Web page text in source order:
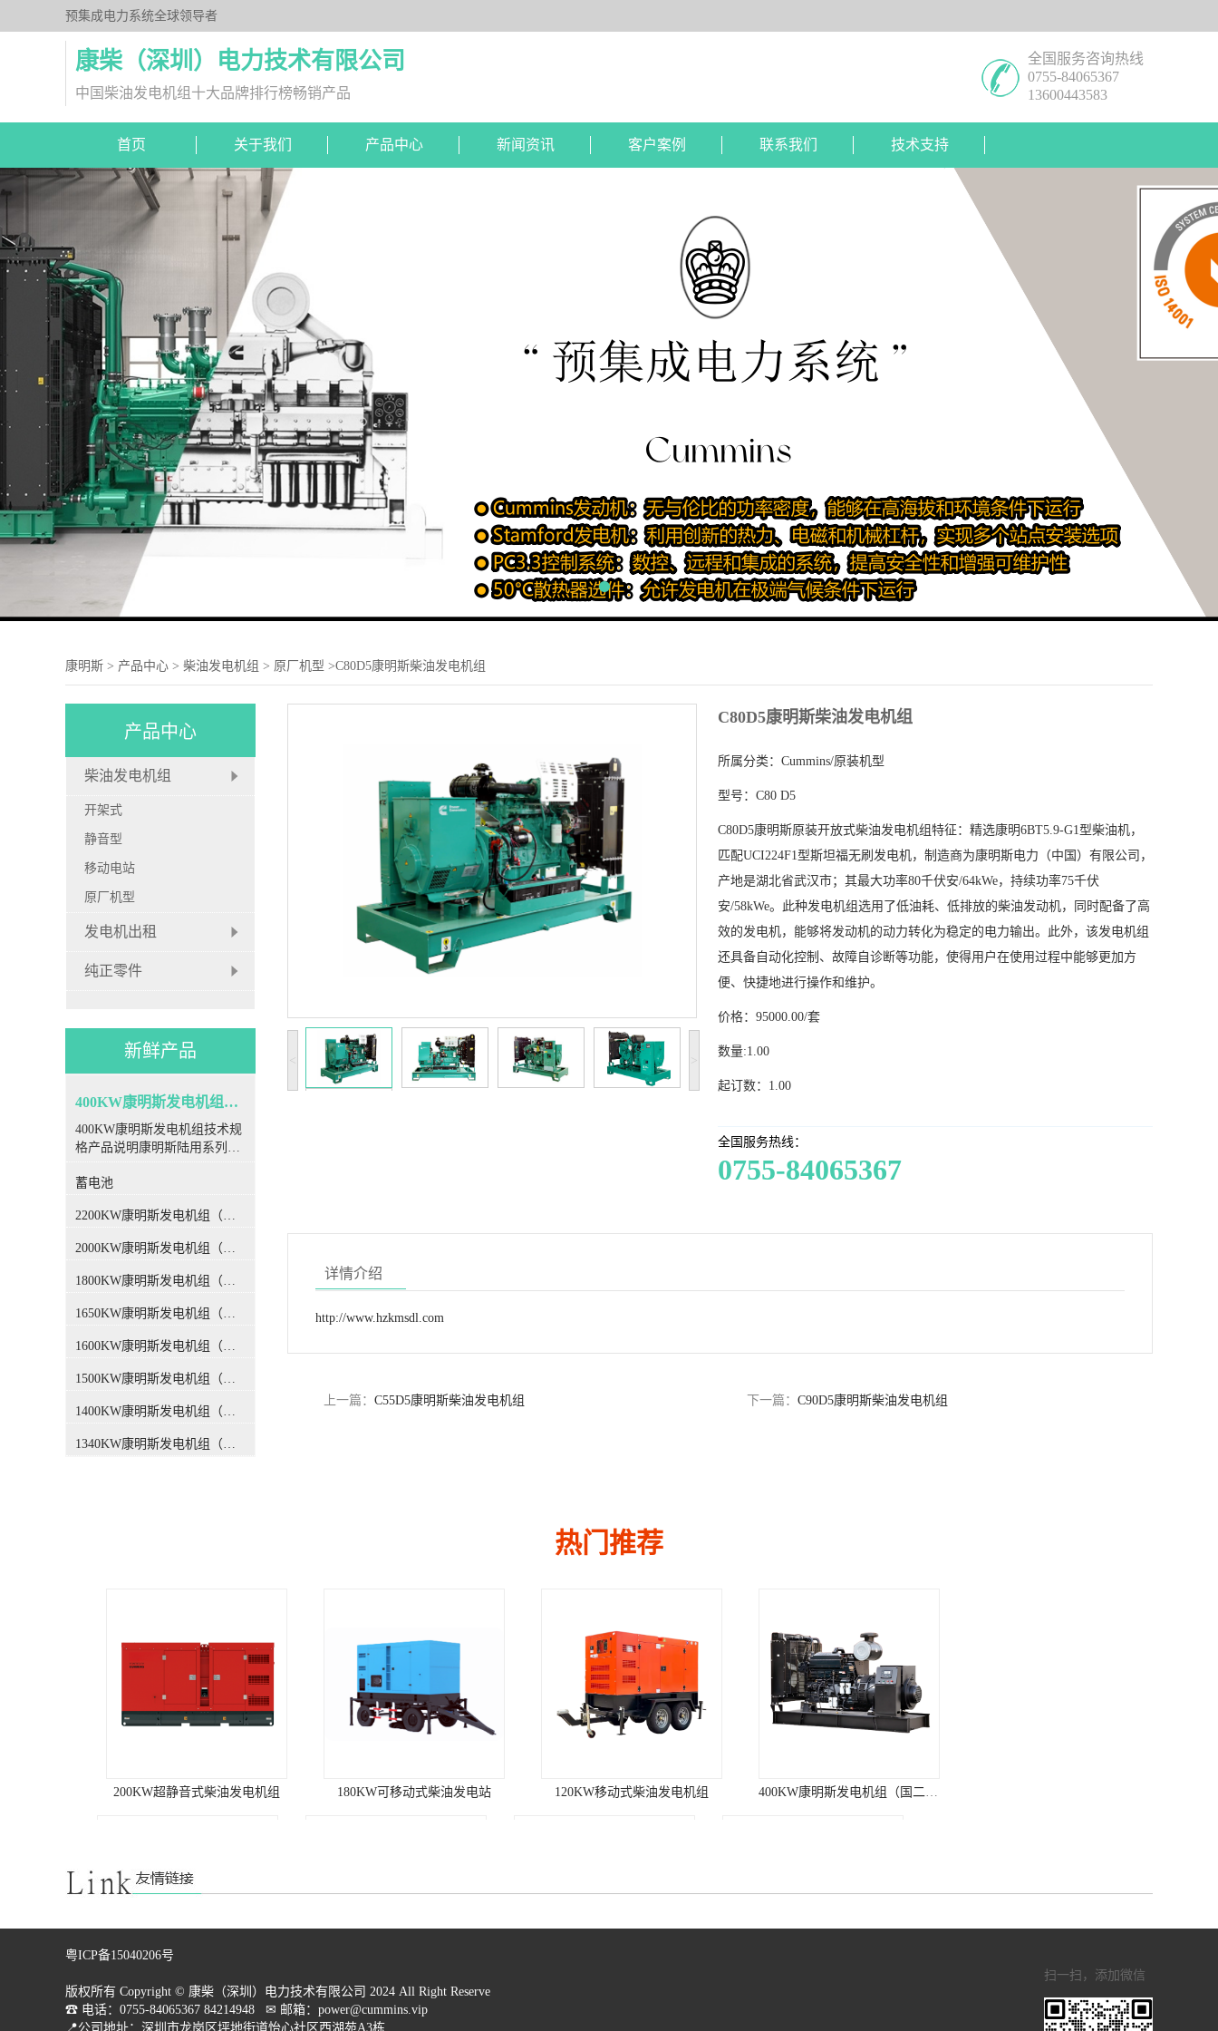
预集成电力系统全球领导者
康柴（深圳）电力技术有限公司
中国柴油发电机组十大品牌排行榜畅销产品
全国服务咨询热线
0755-84065367
13600443583
首页 关于我们 产品中心 新闻资讯 客户案例 联系我们 技术支持
康明斯 > 产品中心 > 柴油发电机组 > 原厂机型 >C80D5康明斯柴油发电机组
< >
C80D5康明斯柴油发电机组
所属分类： Cummins/原装机型
型号： C80 D5
C80D5康明斯原装开放式柴油发电机组特征：精选康明6BT5.9-G1型柴油机，
匹配UCI224F1型斯坦福无刷发电机，制造商为康明斯电力（中国）有限公司，
产地是湖北省武汉市；其最大功率80千伏安/64kWe，持续功率75千伏
安/58kWe。此种发电机组选用了低油耗、低排放的柴油发动机，同时配备了高
效的发电机，能够将发动机的动力转化为稳定的电力输出。此外，该发电机组
还具备自动化控制、故障自诊断等功能，使得用户在使用过程中能够更加方
便、快捷地进行操作和维护。
价格：95000.00/套
数量:1.00
起订数：1.00
全国服务热线：
0755-84065367
详情介绍
http://www.hzkmsdl.com
上一篇： C55D5康明斯柴油发电机组 下一篇： C90D5康明斯柴油发电机组
产品中心
柴油发电机组
开架式
静音型
移动电站
原厂机型
发电机出租
纯正零件
新鲜产品
400KW康明斯发电机组（国三排放）
400KW康明斯发电机组技术规
格产品说明康明斯陆用系列柴
一设计、生产和测试标准，为
式发电系统，在常载、备载以
及持续运行时都具有优异的性
能。➊ 符合ISO8528-2005和
GB/T2820-2009《往复式内燃
准。➋ 发电机组的设计及制造
ISO9002认证。➌ 康明斯提供1
负责发电机组整机保修，包括
发动机、发电机及控制系统。
➍ 遍布全国的专业服务网络为
客户提供24小时售后服务和技
低缸盖气道涡流比，烟度几乎
为零，达到排放和经济性的完
美结合环境要求海拔高度
(m)：≤1000燃油标准：0#轻柴
油大气压力(kPa)：≥89.9机油
对湿度：≤60%表面长霉等
级:≤GB/T2423.16/2级抗地震强
功率(KW)：400常用功率
(KW)：360机组尺寸(mm)：
(kg)：4700转速(r/min)：1500
燃油耗（g/kw.h)：197频率
(HZ)：50瞬态电压调整率：
≤-15%/+20%稳态电压调整
率：≤±1%电压稳定时间：
≤3sec电压波动率：≤0.5%电压
蓄电池
2200KW康明斯发电机组（国三排放）
2000KW康明斯发电机组（国三排放）
1800KW康明斯发电机组（国三排放）
1650KW康明斯发电机组（国三排放）
1600KW康明斯发电机组（国三排放）
1500KW康明斯发电机组（国三排放）
1400KW康明斯发电机组（国三排放）
1340KW康明斯发电机组（国三排放）
热门推荐
180KW可移动式柴油发电站 120KW移动式柴油发电机组 200KW康明斯发电机组（国三排放）
C3000D5康明斯柴油发电机组 C2250D5E康明斯柴油发电机组
粤ICP备15040206号
版权所有 Copyright © 康柴（深圳）电力技术有限公司 2024 All Right Reserve
☎ 电话：0755-84065367 84214948   ✉ 邮箱：power@cummins.vip
📍公司地址：深圳市龙岗区坪地街道怡心社区西湖苑A3栋
扫一扫，添加微信